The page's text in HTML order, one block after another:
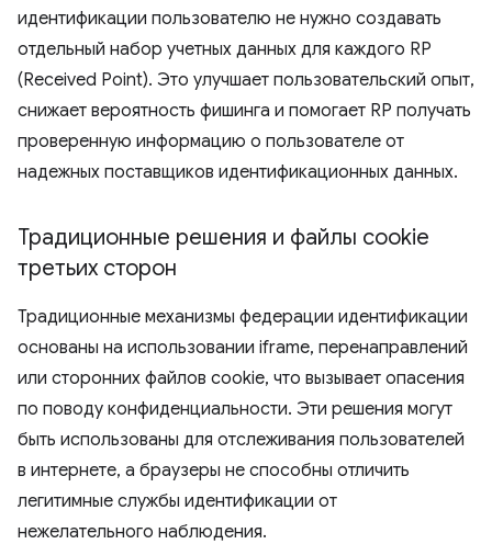
идентификации пользователю не нужно создавать
отдельный набор учетных данных для каждого RP
(Received Point). Это улучшает пользовательский опыт,
снижает вероятность фишинга и помогает RP получать
проверенную информацию о пользователе от
надежных поставщиков идентификационных данных.
Традиционные решения и файлы cookie
третьих сторон
Традиционные механизмы федерации идентификации
основаны на использовании iframe, перенаправлений
или сторонних файлов cookie, что вызывает опасения
по поводу конфиденциальности. Эти решения могут
быть использованы для отслеживания пользователей
в интернете, а браузеры не способны отличить
легитимные службы идентификации от
нежелательного наблюдения.